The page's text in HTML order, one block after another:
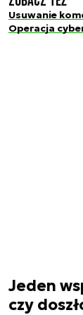
Usuwanie
Operacja
Jeden
czy